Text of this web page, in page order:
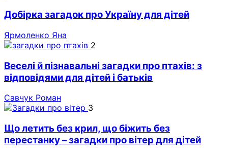
Добірка загадок про Україну для дітей
Ярмоленко Яна
2
Веселі й пізнавальні загадки про птахів: з
відповідями для дітей і батьків
Савчук Роман
3
Що летить без крил, що біжить без
перестанку – загадки про вітер для дітей